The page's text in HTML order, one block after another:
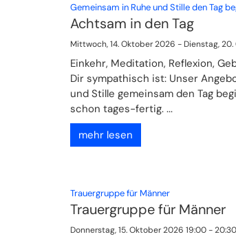
Gemeinsam in Ruhe und Stille den Tag
Achtsam in den Tag
Mittwoch, 14. Oktober 2026 - Dienstag,
Einkehr, Meditation, Reflexion,
Dir sympathisch ist: Unser
und Stille gemeinsam den Tag
schon tages-fertig. ...
mehr lesen
Trauergruppe für Männer:
Trauergruppe für Männer
Donnerstag, 15. Oktober 2026 19:00 - 20:30